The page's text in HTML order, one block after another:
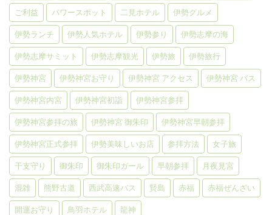
ご利益 パワースポット 二見ホテル 伊勢グルメ
伊勢ランチ 伊勢人気ホテル 伊勢参り 伊勢志摩の海
伊勢志摩サミット 伊勢志摩観光 伊勢旅 伊勢旅行
伊勢神宮 伊勢神宮お守り 伊勢神宮 アクセス 伊勢神宮 バス
伊勢神宮内宮 伊勢神宮初詣 伊勢神宮参拝
伊勢神宮参拝の旅 伊勢神宮 御朱印 伊勢神宮早朝参拝
伊勢神宮正式参拝 伊勢美味しいお店 参拝方法 女子旅
干支守り 御朱印 御朱印ガール 早朝参拝 月夜見宮
混雑 熊野古道 西武高速バス 賢島 赤福 赤福ぜんざい
開運お守り 鳥羽ホテル 龍神